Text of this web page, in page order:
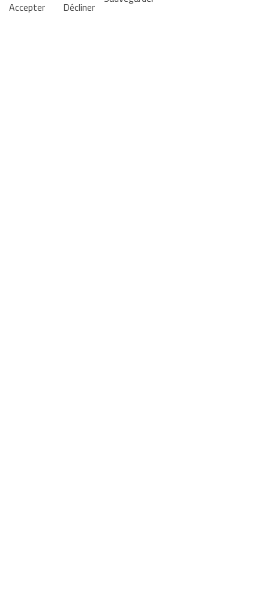
Accepter
Décliner